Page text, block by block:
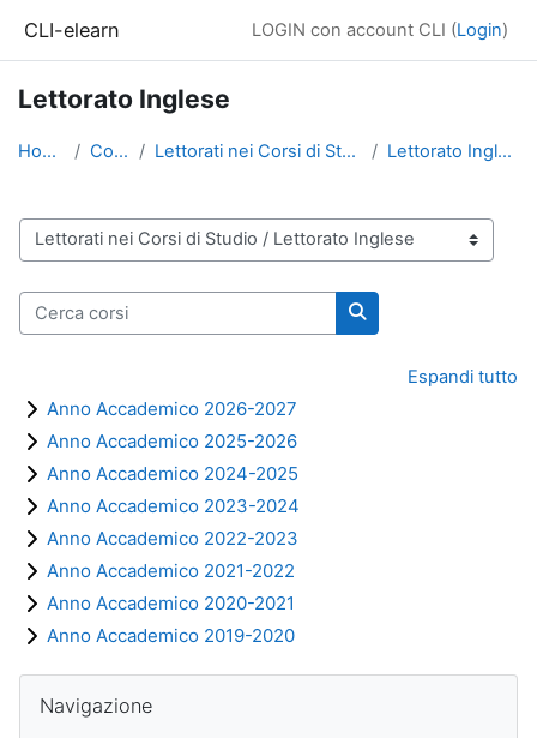
CLI-elearn LOGIN con account CLI (Login)
Lettorato Inglese
Home Corsi Lettorati nei Corsi di Studio Lettorato Inglese
Categorie di corso
Cerca corsi
Cerca corsi
Espandi tutto
Anno Accademico 2026-2027
Anno Accademico 2025-2026
Anno Accademico 2024-2025
Anno Accademico 2023-2024
Anno Accademico 2022-2023
Anno Accademico 2021-2022
Anno Accademico 2020-2021
Anno Accademico 2019-2020
Blocchi
Navigazione